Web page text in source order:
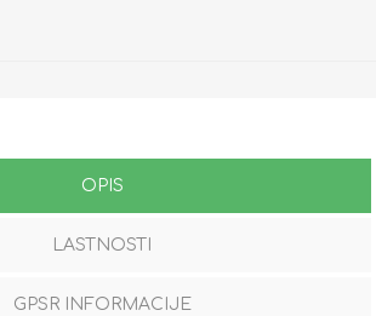
OPIS
LASTNOSTI
GPSR INFORMACIJE